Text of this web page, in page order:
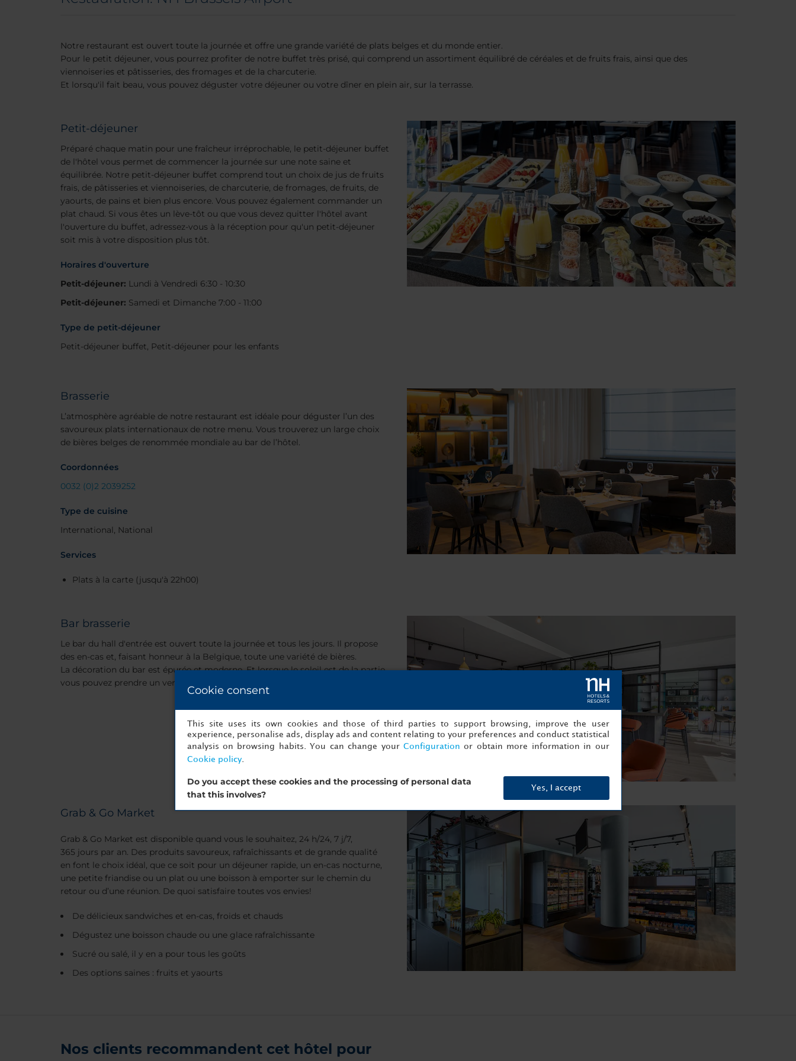
Notre restaurant est ouvert toute la journée et offre une grande variété de plats belges et du monde entier.
Pour le petit déjeuner, vous pourrez profiter de notre buffet très prisé, qui comprend un assortiment équilibré de céréales et de fruits frais, ainsi que des
viennoiseries et pâtisseries, des fromages et de la charcuterie.
Et lorsqu'il fait beau, vous pouvez déguster votre déjeuner ou votre dîner en plein air, sur la terrasse.
Petit-déjeuner
Préparé chaque matin pour une fraîcheur irréprochable, le petit-déjeuner buffet
de l'hôtel vous permet de commencer la journée sur une note saine et
équilibrée. Notre petit-déjeuner buffet comprend tout un choix de jus de fruits
frais, de pâtisseries et viennoiseries, de charcuterie, de fromages, de fruits, de
yaourts, de pains et bien plus encore. Vous pouvez également commander un
plat chaud. Si vous êtes un lève-tôt ou que vous devez quitter l'hôtel avant
l'ouverture du buffet, adressez-vous à la réception pour qu'un petit-déjeuner
soit mis à votre disposition plus tôt.
Horaires d'ouverture
Petit-déjeuner: Lundi à Vendredi 6:30 - 10:30
Petit-déjeuner: Samedi et Dimanche 7:00 - 11:00
Type de petit-déjeuner
Petit-déjeuner buffet, Petit-déjeuner pour les enfants
Brasserie
L’atmosphère agréable de notre restaurant est idéale pour déguster l’un des
savoureux plats internationaux de notre menu. Vous trouverez un large choix
de bières belges de renommée mondiale au bar de l’hôtel.
Coordonnées
0032 (0)2 2039252
Type de cuisine
International, National
Services
Plats à la carte (jusqu'à 22h00)
Bar brasserie
Le bar du hall d'entrée est ouvert toute la journée et tous les jours. Il propose
des en-cas et, faisant honneur à la Belgique, toute une variété de bières.
La décoration du bar est épurée et moderne. Et lorsque le soleil est de la partie,
vous pouvez prendre un verre dehors, sur notre jolie terrasse.
Grab & Go Market
Grab & Go Market est disponible quand vous le souhaitez, 24 h/24, 7 j/7,
365 jours par an. Des produits savoureux, rafraîchissants et de grande qualité
en font le choix idéal, que ce soit pour un déjeuner rapide, un en-cas nocturne,
une petite friandise ou un plat ou une boisson à emporter sur le chemin du
retour ou d’une réunion. De quoi satisfaire toutes vos envies!
De délicieux sandwiches et en-cas, froids et chauds
Dégustez une boisson chaude ou une glace rafraîchissante
Sucré ou salé, il y en a pour tous les goûts
Des options saines : fruits et yaourts
Nos clients recommandent cet hôtel pour
Cookie consent
This site uses its own cookies and those of third parties to support browsing, improve the user
experience, personalise ads, display ads and content relating to your preferences and conduct statistical
analysis on browsing habits. You can change your Configuration or obtain more information in our
Cookie policy.
Do you accept these cookies and the processing of personal data
that this involves?
Yes, I accept